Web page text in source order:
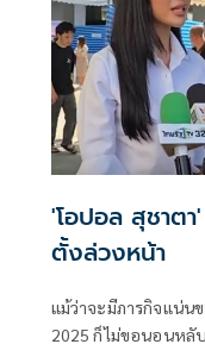
'โอปอล สุชาตา' ล็อกคิว 2 วัน ใช้สิทธิเลือก
ตั้งล่วงหน้า
แม้ว่าจะมีภารกิจแน่น
2025 ก็ไม่ขอนอนหลับทับสิทธิ์ โดยได้เดินทางไปใช้สิทธิเลือก